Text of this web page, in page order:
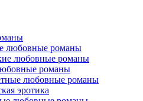
любовные романы
любовные романы
романы
любовные романы
эротика